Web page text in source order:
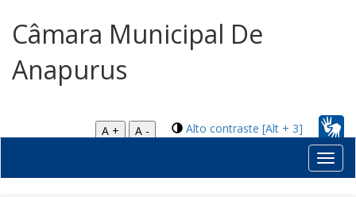
Câmara Municipal De
Anapurus
Alto contraste [Alt + 3]
A +
A -